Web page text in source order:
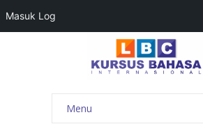
Menu
Masuk Log